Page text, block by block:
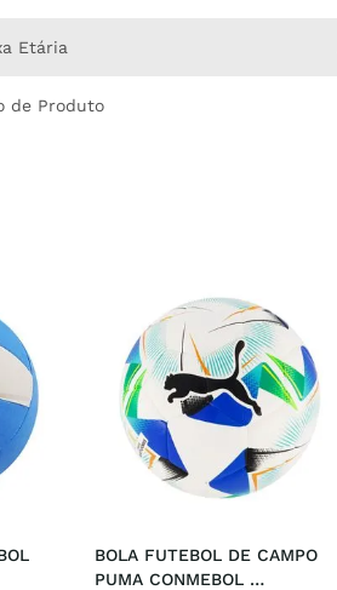
Etária
de Produto
BOLA FUTEBOL DE CAMPO
PUMA CONMEBOL